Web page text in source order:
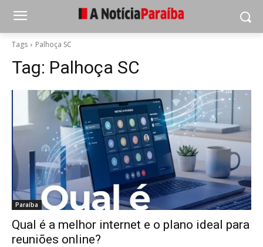
Tags Palhoça SC
Tag: Palhoça SC
Paraíba
Qual é a melhor internet e o plano ideal para
reuniões online?